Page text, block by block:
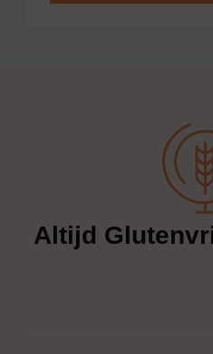
Altijd